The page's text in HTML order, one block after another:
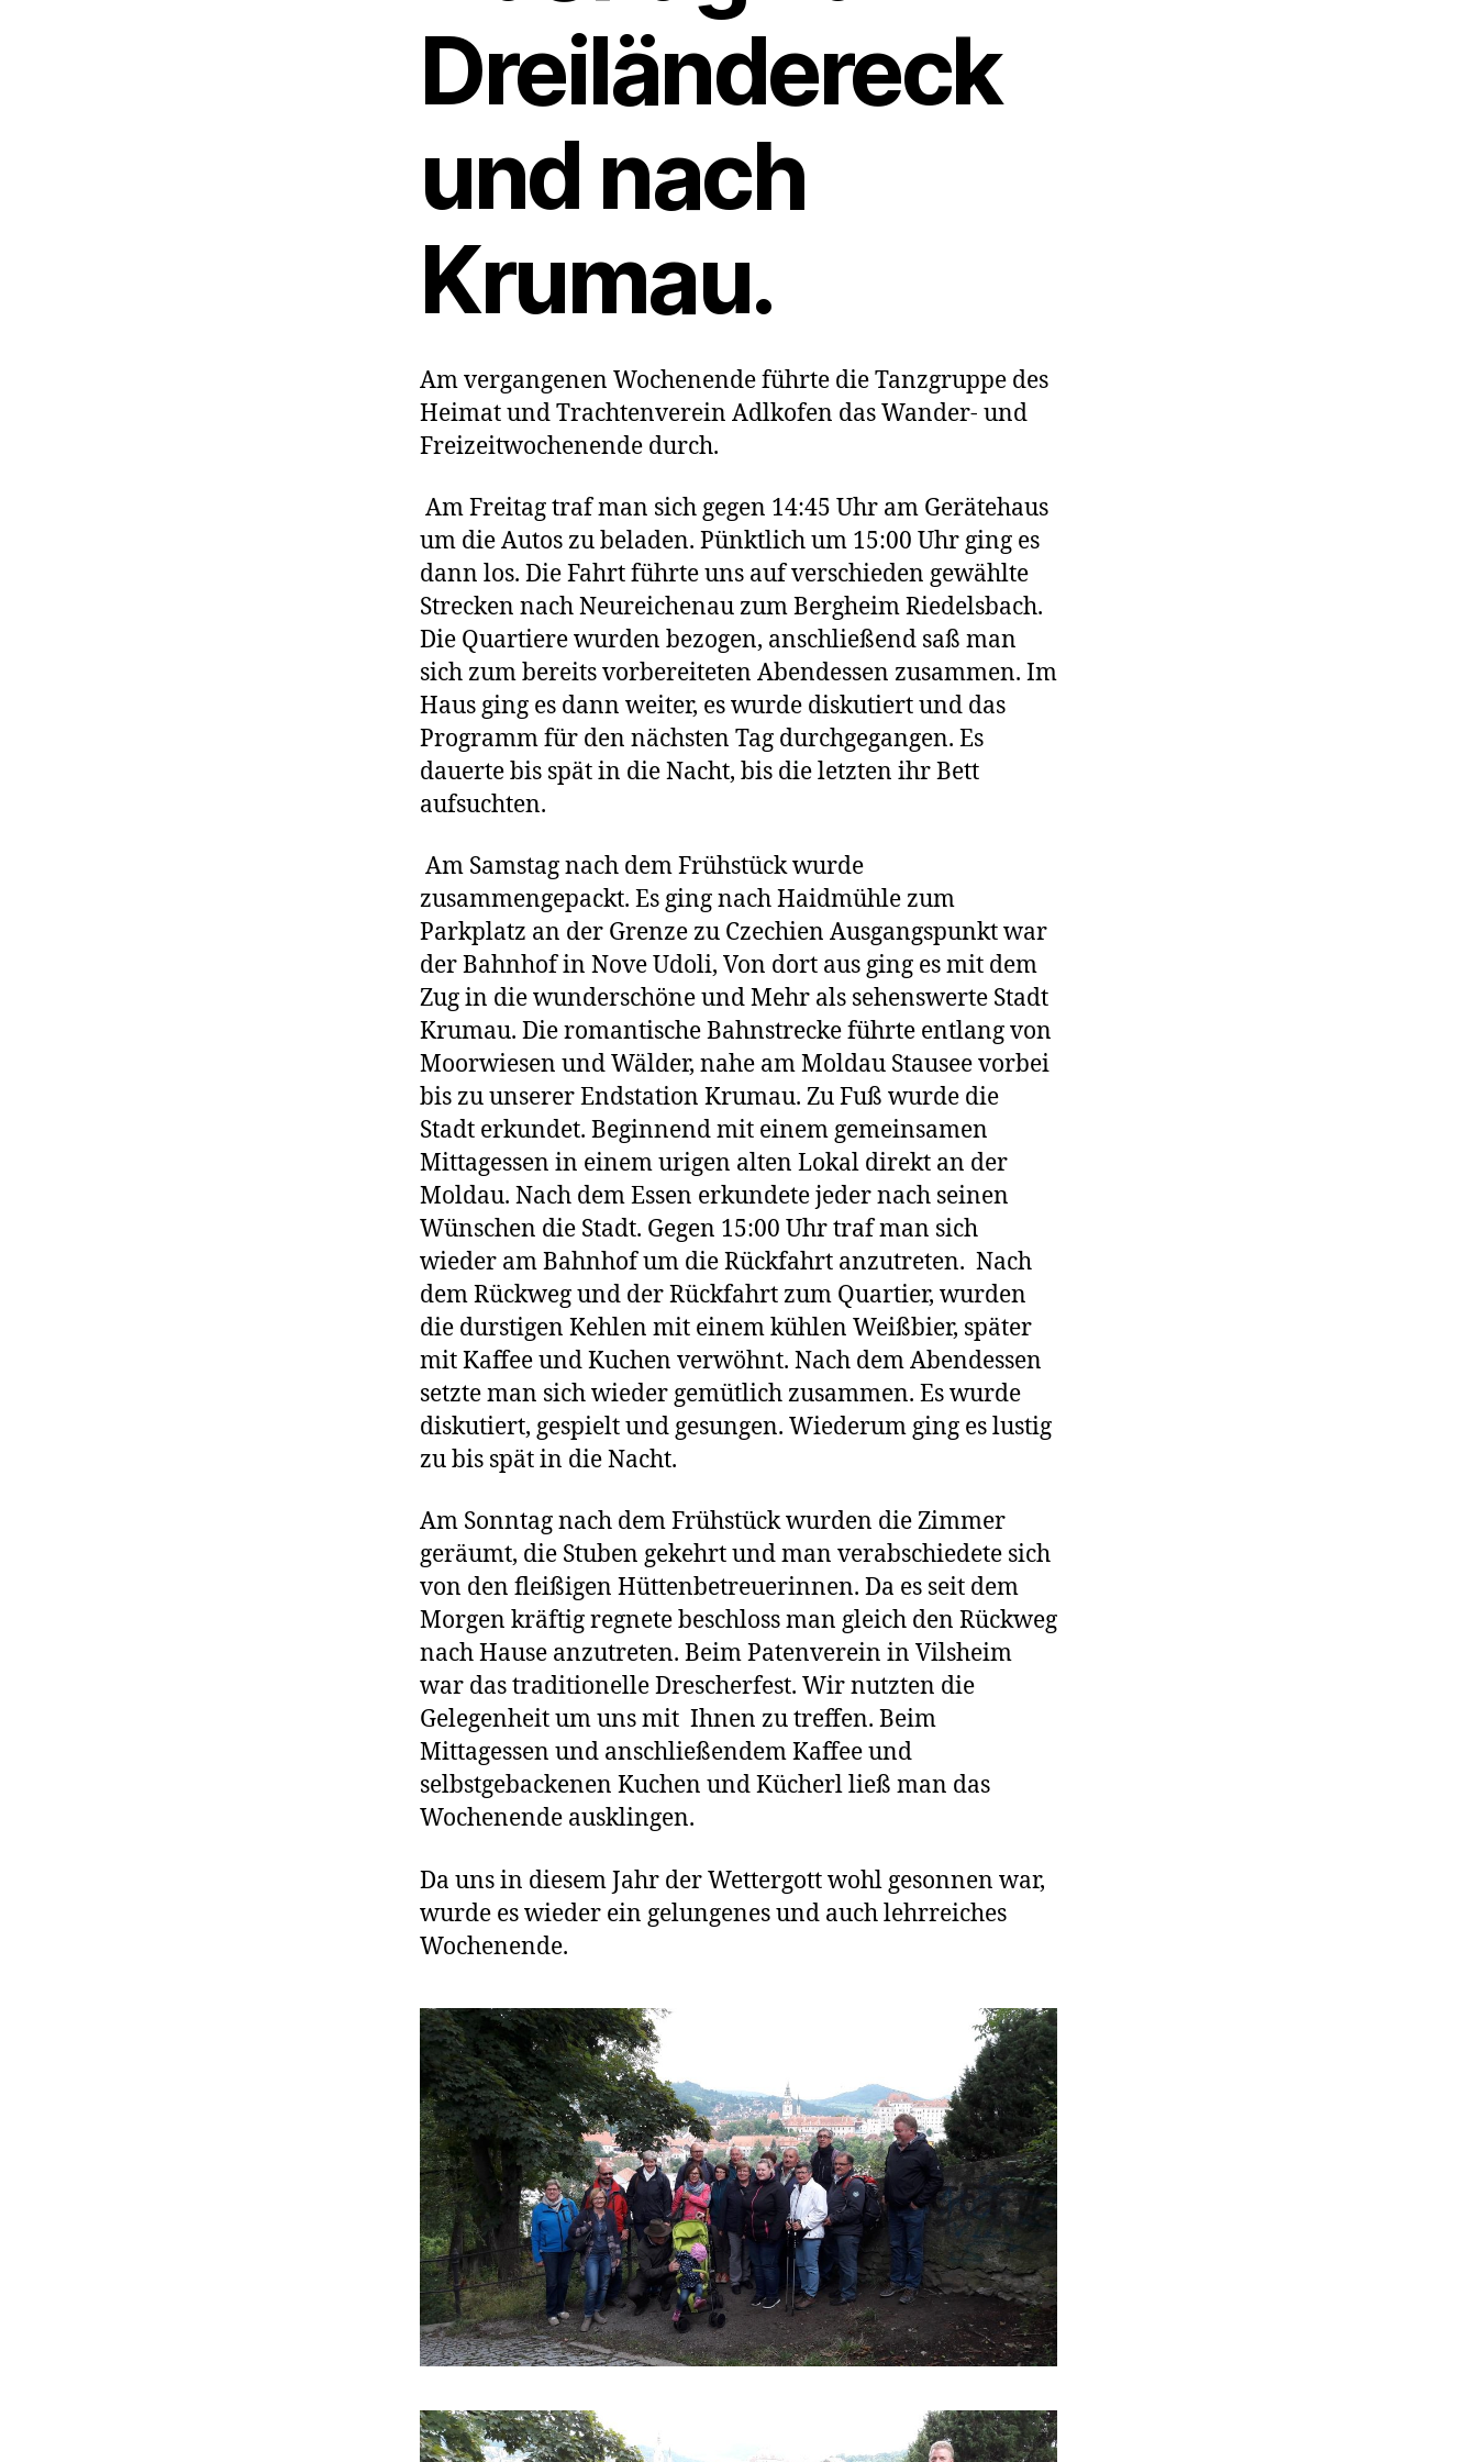
Dreiländereck
und nach
Krumau.
Am vergangenen Wochenende führte die Tanzgruppe des
Heimat und Trachtenverein Adlkofen das Wander- und
Freizeitwochenende durch.
Am Freitag traf man sich gegen 14:45 Uhr am Gerätehaus
um die Autos zu beladen. Pünktlich um 15:00 Uhr ging es
dann los. Die Fahrt führte uns auf verschieden gewählte
Strecken nach Neureichenau zum Bergheim Riedelsbach.
Die Quartiere wurden bezogen, anschließend saß man
sich zum bereits vorbereiteten Abendessen zusammen. Im
Haus ging es dann weiter, es wurde diskutiert und das
Programm für den nächsten Tag durchgegangen. Es
dauerte bis spät in die Nacht, bis die letzten ihr Bett
aufsuchten.
Am Samstag nach dem Frühstück wurde
zusammengepackt. Es ging nach Haidmühle zum
Parkplatz an der Grenze zu Czechien Ausgangspunkt war
der Bahnhof in Nove Udoli, Von dort aus ging es mit dem
Zug in die wunderschöne und Mehr als sehenswerte Stadt
Krumau. Die romantische Bahnstrecke führte entlang von
Moorwiesen und Wälder, nahe am Moldau Stausee vorbei
bis zu unserer Endstation Krumau. Zu Fuß wurde die
Stadt erkundet. Beginnend mit einem gemeinsamen
Mittagessen in einem urigen alten Lokal direkt an der
Moldau. Nach dem Essen erkundete jeder nach seinen
Wünschen die Stadt. Gegen 15:00 Uhr traf man sich
wieder am Bahnhof um die Rückfahrt anzutreten. Nach
dem Rückweg und der Rückfahrt zum Quartier, wurden
die durstigen Kehlen mit einem kühlen Weißbier, später
mit Kaffee und Kuchen verwöhnt. Nach dem Abendessen
setzte man sich wieder gemütlich zusammen. Es wurde
diskutiert, gespielt und gesungen. Wiederum ging es lustig
zu bis spät in die Nacht.
Am Sonntag nach dem Frühstück wurden die Zimmer
geräumt, die Stuben gekehrt und man verabschiedete sich
von den fleißigen Hüttenbetreuerinnen. Da es seit dem
Morgen kräftig regnete beschloss man gleich den Rückweg
nach Hause anzutreten. Beim Patenverein in Vilsheim
war das traditionelle Drescherfest. Wir nutzten die
Gelegenheit um uns mit Ihnen zu treffen. Beim
Mittagessen und anschließendem Kaffee und
selbstgebackenen Kuchen und Kücherl ließ man das
Wochenende ausklingen.
Da uns in diesem Jahr der Wettergott wohl gesonnen war,
wurde es wieder ein gelungenes und auch lehrreiches
Wochenende.